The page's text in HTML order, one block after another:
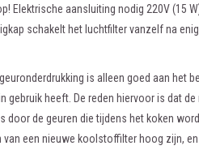
Elektrische aansluiting nodig 220V (15
schakelt het luchtfilter vanzelf na
is alleen goed aan het
heeft. De reden hiervoor is dat de
de geuren die tijdens het koken
een nieuwe koolstoffilter hoog zijn,